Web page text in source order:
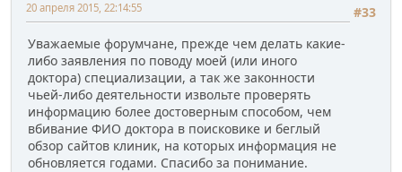
#33
20 апреля 2015, 22:14:55
Уважаемые форумчане, прежде чем делать какие-
либо заявления по поводу моей (или иного
доктора) специализации, а так же законности
чьей-либо деятельности извольте проверять
информацию более достоверным способом, чем
вбивание ФИО доктора в поисковике и беглый
обзор сайтов клиник, на которых информация не
обновляется годами. Спасибо за понимание.